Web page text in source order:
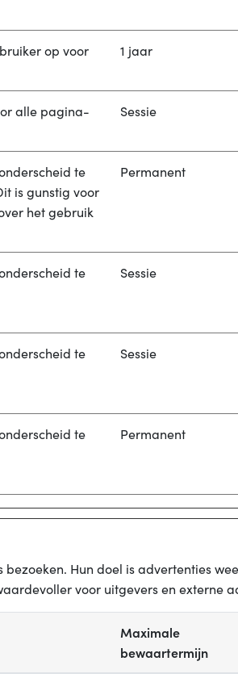
op voor
1 jaar
alle pagina-
Sessie
te
is gunstig voor
het gebruik
Permanent
te
Sessie
te
Sessie
te
Permanent
Hun doel is advertenties
voor uitgevers en externe
Maximale
bewaartermijn